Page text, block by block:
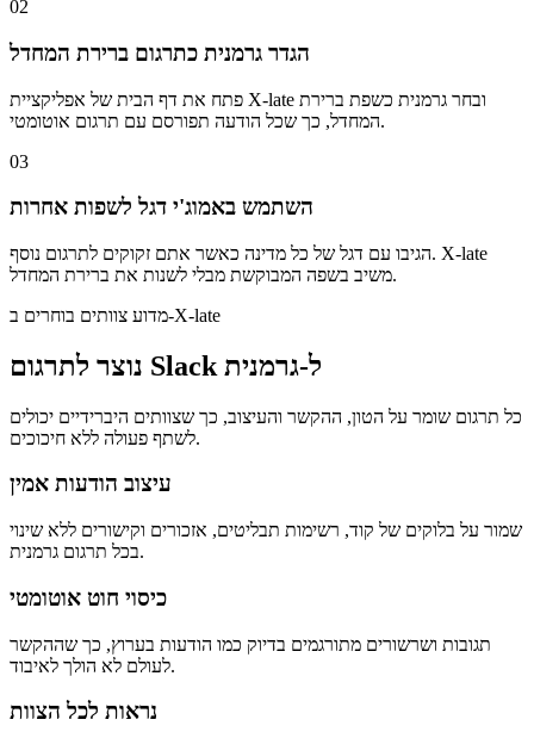
02
הגדר גרמנית כתרגום ברירת המחדל
פתח את דף הבית של אפליקציית X-late ובחר גרמנית כשפת ברירת
המחדל, כך שכל הודעה תפורסם עם תרגום אוטומטי.
03
השתמש באמוג'י דגל לשפות אחרות
הגיבו עם דגל של כל מדינה כאשר אתם זקוקים לתרגום נוסף. X-late
משיב בשפה המבוקשת מבלי לשנות את ברירת המחדל.
מדוע צוותים בוחרים ב-X-late
נוצר לתרגום Slack ל-גרמנית
כל תרגום שומר על הטון, ההקשר והעיצוב, כך שצוותים היברידיים יכולים
לשתף פעולה ללא חיכוכים.
עיצוב הודעות אמין
שמור על בלוקים של קוד, רשימות תבליטים, אזכורים וקישורים ללא שינוי
בכל תרגום גרמנית.
כיסוי חוט אוטומטי
תגובות ושרשורים מתורגמים בדיוק כמו הודעות בערוץ, כך שההקשר
לעולם לא הולך לאיבוד.
נראות לכל הצוות